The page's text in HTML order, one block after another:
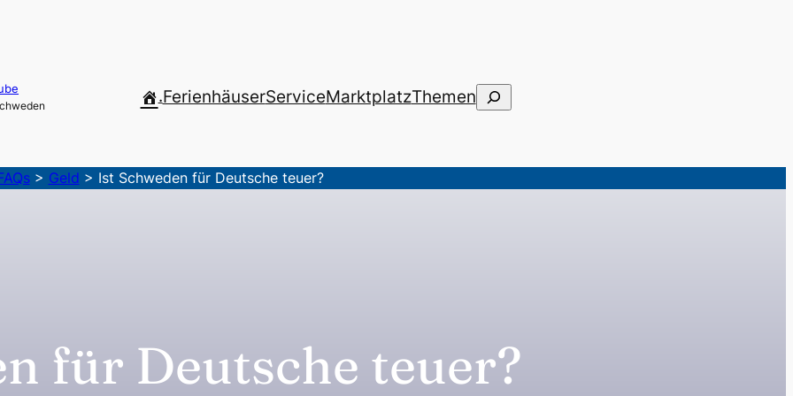
.FerienhäuserServiceMarktplatzThemenSuchen
> Geld > Ist Schweden für Deutsche teuer?
für Deutsche teuer?